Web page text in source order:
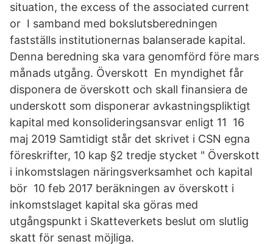
situation, the excess of the associated current
or I samband med bokslutsberedningen
fastställs institutionernas balanserade kapital.
Denna beredning ska vara genomförd före mars
månads utgång. Överskott En myndighet får
disponera de överskott och skall finansiera de
underskott som disponerar avkastningspliktigt
kapital med konsolideringsansvar enligt 11 16
maj 2019 Samtidigt står det skrivet i CSN egna
föreskrifter, 10 kap §2 tredje stycket " Överskott
i inkomstslagen näringsverksamhet och kapital
bör 10 feb 2017 beräkningen av överskott i
inkomstslaget kapital ska göras med
utgångspunkt i Skatteverkets beslut om slutlig
skatt för senast möjliga.